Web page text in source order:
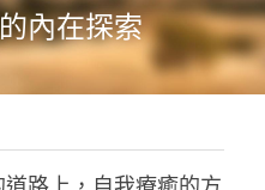
內在探索